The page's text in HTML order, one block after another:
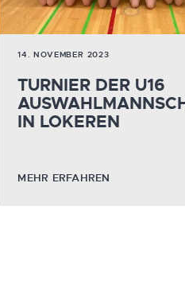
14. NOVEMBER 2023
TURNIER DER U16
IN LOKEREN
MEHR ERFAHREN